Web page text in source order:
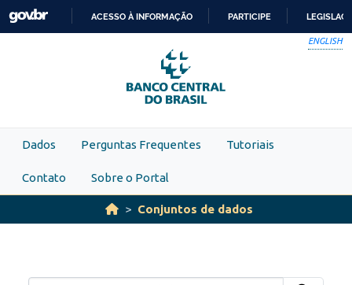
Skip to main content
PARA
O
CONTEÚDO
ACESSO À INFORMAÇÃO PARTICIPE
ENGLISH
Dados Perguntas Frequentes Tutoriais
Contato Sobre o Portal
Conjuntos de dados